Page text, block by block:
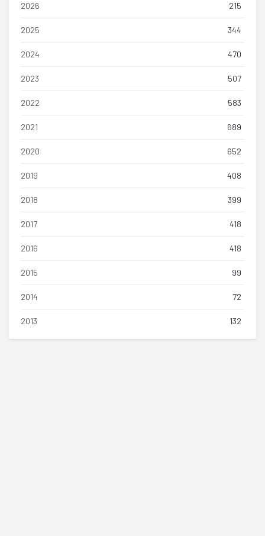
2026 215
2025 344
2024 470
2023 507
2022 583
2021 689
2020 652
2019 408
2018 399
2017 418
2016 418
2015 99
2014 72
2013 132